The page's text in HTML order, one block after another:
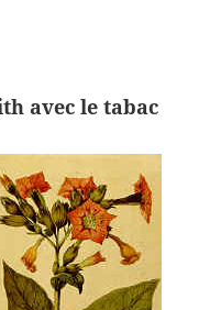
avec letabac